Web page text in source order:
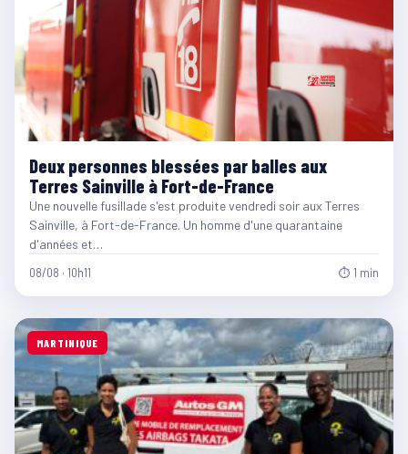
Deux personnes blessées par balles aux
Terres Sainville à Fort-de-France
Une nouvelle fusillade s'est produite vendredi soir aux Terres
Sainville, à Fort-de-France. Un homme d'une quarantaine
d'années et…
08/08 · 10h11 ⏱ 1 min
MARTINIQUE